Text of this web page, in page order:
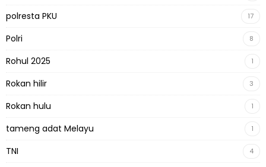
polresta PKU 17
Polri 8
Rohul 2025 1
Rokan hilir 3
Rokan hulu 1
tameng adat Melayu 1
TNI 4